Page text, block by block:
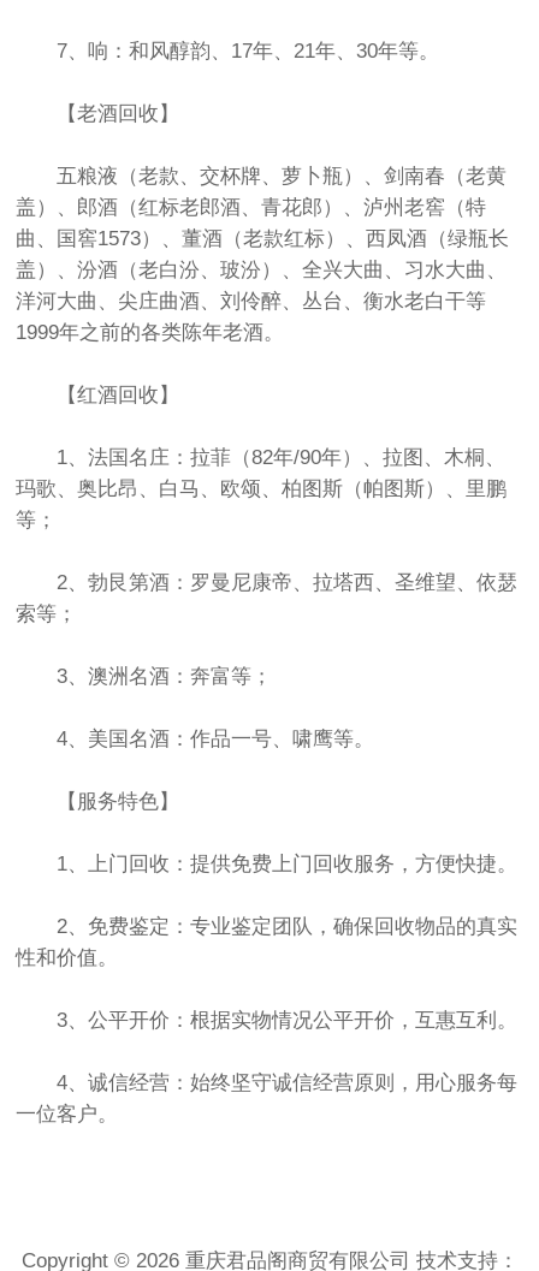
7、响：和风醇韵、17年、21年、30年等。
【老酒回收】
五粮液（老款、交杯牌、萝卜瓶）、剑南春（老黄
盖）、郎酒（红标老郎酒、青花郎）、泸州老窖（特
曲、国窖1573）、董酒（老款红标）、西凤酒（绿瓶长
盖）、汾酒（老白汾、玻汾）、全兴大曲、习水大曲、
洋河大曲、尖庄曲酒、刘伶醉、丛台、衡水老白干等
1999年之前的各类陈年老酒。
【红酒回收】
1、法国名庄：拉菲（82年/90年）、拉图、木桐、
玛歌、奥比昂、白马、欧颂、柏图斯（帕图斯）、里鹏
等；
2、勃艮第酒：罗曼尼康帝、拉塔西、圣维望、依瑟
索等；
3、澳洲名酒：奔富等；
4、美国名酒：作品一号、啸鹰等。
【服务特色】
1、上门回收：提供免费上门回收服务，方便快捷。
2、免费鉴定：专业鉴定团队，确保回收物品的真实
性和价值。
3、公平开价：根据实物情况公平开价，互惠互利。
4、诚信经营：始终坚守诚信经营原则，用心服务每
一位客户。
Copyright © 2026 重庆君品阁商贸有限公司 技术支持：